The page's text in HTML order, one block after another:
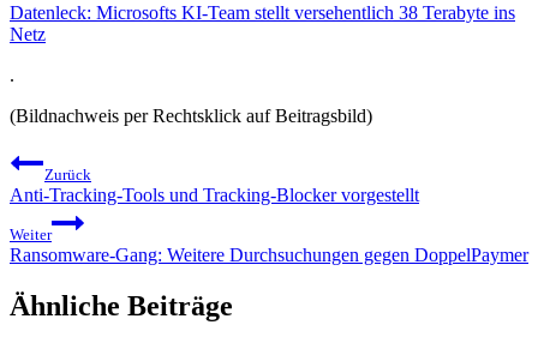
Datenleck: Microsofts KI-Team stellt versehentlich 38 Terabyte ins
Netz
.
(Bildnachweis per Rechtsklick auf Beitragsbild)
Beitragsnavigation
Zurück
Anti-Tracking-Tools und Tracking-Blocker vorgestellt
Weiter
Ransomware-Gang: Weitere Durchsuchungen gegen DoppelPaymer
Ähnliche Beiträge